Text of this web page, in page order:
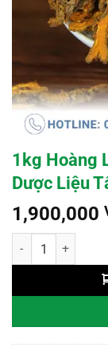
1kg Hoàng
Dược Liệu
1,900,000
1kg Hoàng Liên